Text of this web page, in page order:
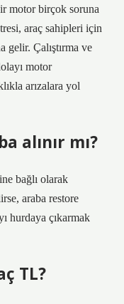
motor birçok soruna
araç sahipleri için
gelir. Çalıştırma ve
motor
arızalara yol
alınır mı?
bağlı olarak
araba restore
hurdaya çıkarmak
TL?